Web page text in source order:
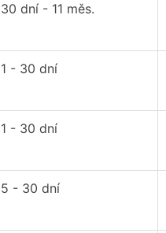
30 dní - 11 měs.
1 - 30 dní
1 - 30 dní
5 - 30 dní